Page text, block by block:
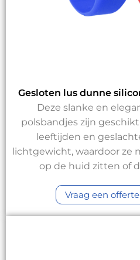
Gesloten lus dunne
Deze slanke en
polsbandjes zijn
leeftijden en
lichtgewicht, waardoor ze
op de huid zitten of
Vraag een